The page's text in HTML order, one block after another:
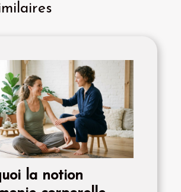
la notion